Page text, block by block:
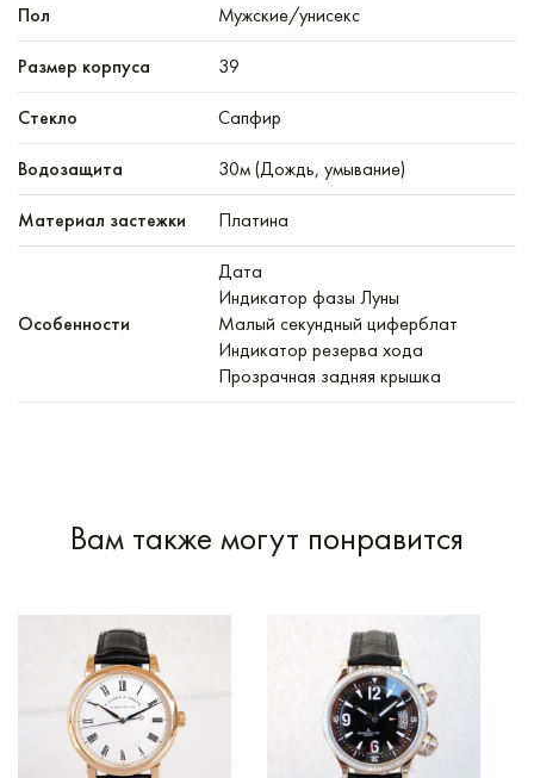
Пол Мужские/унисекс
Размер корпуса 39
Стекло Сапфир
Водозащита 30м (Дождь, умывание)
Материал застежки Платина
Особенности
Дата
Индикатор фазы Луны
Малый секундный циферблат
Индикатор резерва хода
Прозрачная задняя крышка
Вам также могут понравится